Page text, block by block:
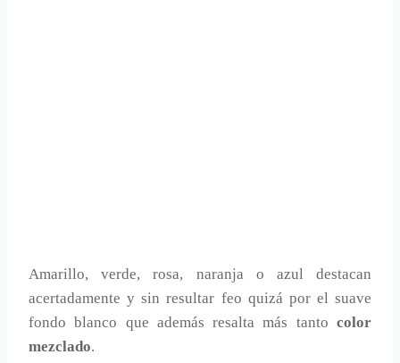
Amarillo, verde, rosa, naranja o azul destacan
acertadamente y sin resultar feo quizá por el suave
fondo blanco que además resalta más tanto color
mezclado.